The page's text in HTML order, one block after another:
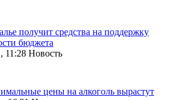
получит средства на поддержку
бюджета
11:28 Новость
цены на алкоголь вырастут